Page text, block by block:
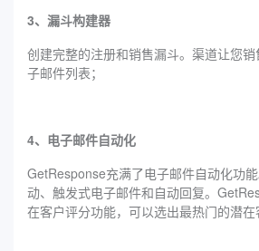
3、漏斗构建器
创建完整的注册和销售漏斗。渠道让您
子邮件列表；
4、电子邮件自动化
GetResponse充满了电子邮件自动化功
动、触发式电子邮件和自动回复。
在客户评分功能，可以选出最热门的潜在